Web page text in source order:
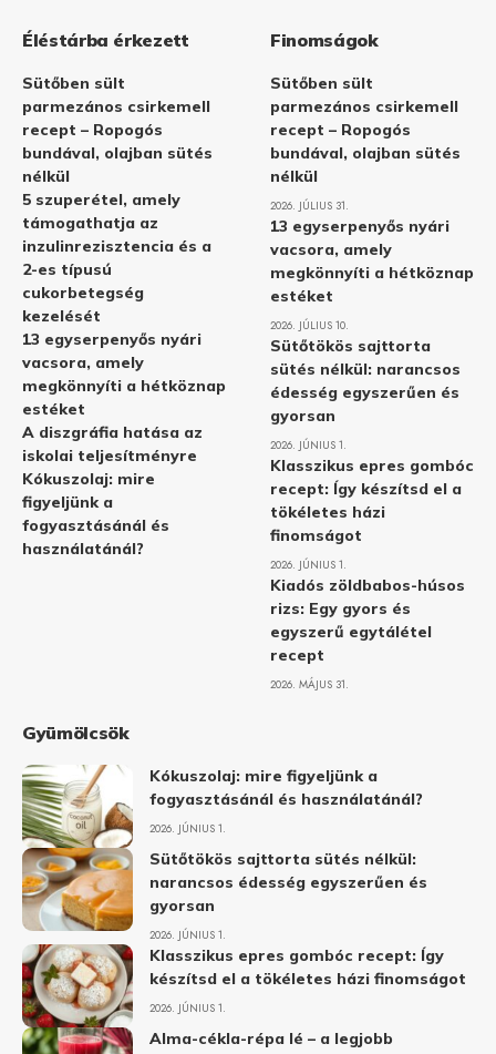
Éléstárba érkezett
Sütőben sült
parmezános csirkemell
recept – Ropogós
bundával, olajban sütés
nélkül
5 szuperétel, amely
támogathatja az
inzulinrezisztencia és a
2-es típusú
cukorbetegség
kezelését
13 egyserpenyős nyári
vacsora, amely
megkönnyíti a hétköznap
estéket
A diszgráfia hatása az
iskolai teljesítményre
Kókuszolaj: mire
figyeljünk a
fogyasztásánál és
használatánál?
Finomságok
Sütőben sült
parmezános csirkemell
recept – Ropogós
bundával, olajban sütés
nélkül
2026. JÚLIUS 31.
13 egyserpenyős nyári
vacsora, amely
megkönnyíti a hétköznap
estéket
2026. JÚLIUS 10.
Sütőtökös sajttorta
sütés nélkül: narancsos
édesség egyszerűen és
gyorsan
2026. JÚNIUS 1.
Klasszikus epres gombóc
recept: Így készítsd el a
tökéletes házi
finomságot
2026. JÚNIUS 1.
Kiadós zöldbabos-húsos
rizs: Egy gyors és
egyszerű egytálétel
recept
2026. MÁJUS 31.
Gyümölcsök
Kókuszolaj: mire figyeljünk a
fogyasztásánál és használatánál?
2026. JÚNIUS 1.
Sütőtökös sajttorta sütés nélkül:
narancsos édesség egyszerűen és
gyorsan
2026. JÚNIUS 1.
Klasszikus epres gombóc recept: Így
készítsd el a tökéletes házi finomságot
2026. JÚNIUS 1.
Alma-cékla-répa lé – a legjobb